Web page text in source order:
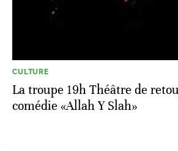
CULTURE
La troupe 19h Théâtre de
comédie «Allah Y Slah»